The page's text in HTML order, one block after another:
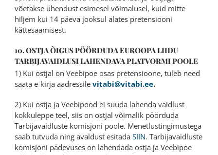
võetakse ühendust esimesel võimalusel, kuid mitte
hiljem kui 14 päeva jooksul alates pretensiooni
kättesaamisest.
10. OSTJA ÕIGUS PÖÖRDUDA EUROOPA LIIDU
TARBIJAVAIDLUSI LAHENDAVA PLATVORMI POOLE
1) Kui ostjal on Veebipoe osas pretensioone, tuleb need
saata e-kirja aadressile vitabi@vitabi.ee.
2) Kui ostja ja Veebipood ei suuda lahenda vaidlust
kokkuleppe teel, siis on ostjal võimalik pöörduda
Tarbijavaidluste komisjoni poole. Menetlustingimustega
saab tutvuda ning avaldust esitada SIIN. Tarbijavaidluste
komisjoni pädevuses on lahendada ostja ja Veebipoe